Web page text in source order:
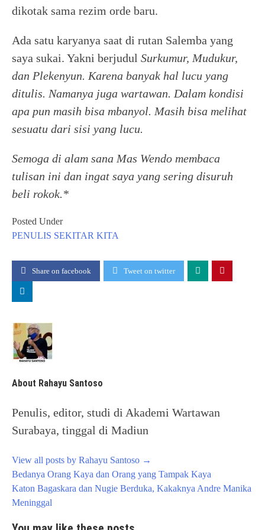
dikotak sama rezim orde baru.
Ada satu karyanya saat di rutan Salemba yang
saya sukai. Yakni berjudul Surkumur, Mudukur,
dan Plekenyun. Karena banyak hal lucu yang
ditulis. Namanya juga wartawan. Dalam kondisi
apa pun masih bisa mbanyol. Masih bisa melihat
sesuatu dari sisi yang lucu.
Semoga di alam sana Mas Wendo membaca
tulisan ini dan ingat saya yang sering disuruh
beli rokok.*
Posted Under
PENULIS SEKITAR KITA
Share on facebook Tweet on twitter
About Rahayu Santoso
Penulis, editor, studi di Akademi Wartawan
Surabaya, tinggal di Madiun
View all posts by Rahayu Santoso →
Post
navigation
Bedanya Orang Kaya dan Orang yang Tampak Kaya
Katon Bagaskara dan Nugie Berduka, Kakaknya Andre Manika
Meninggal